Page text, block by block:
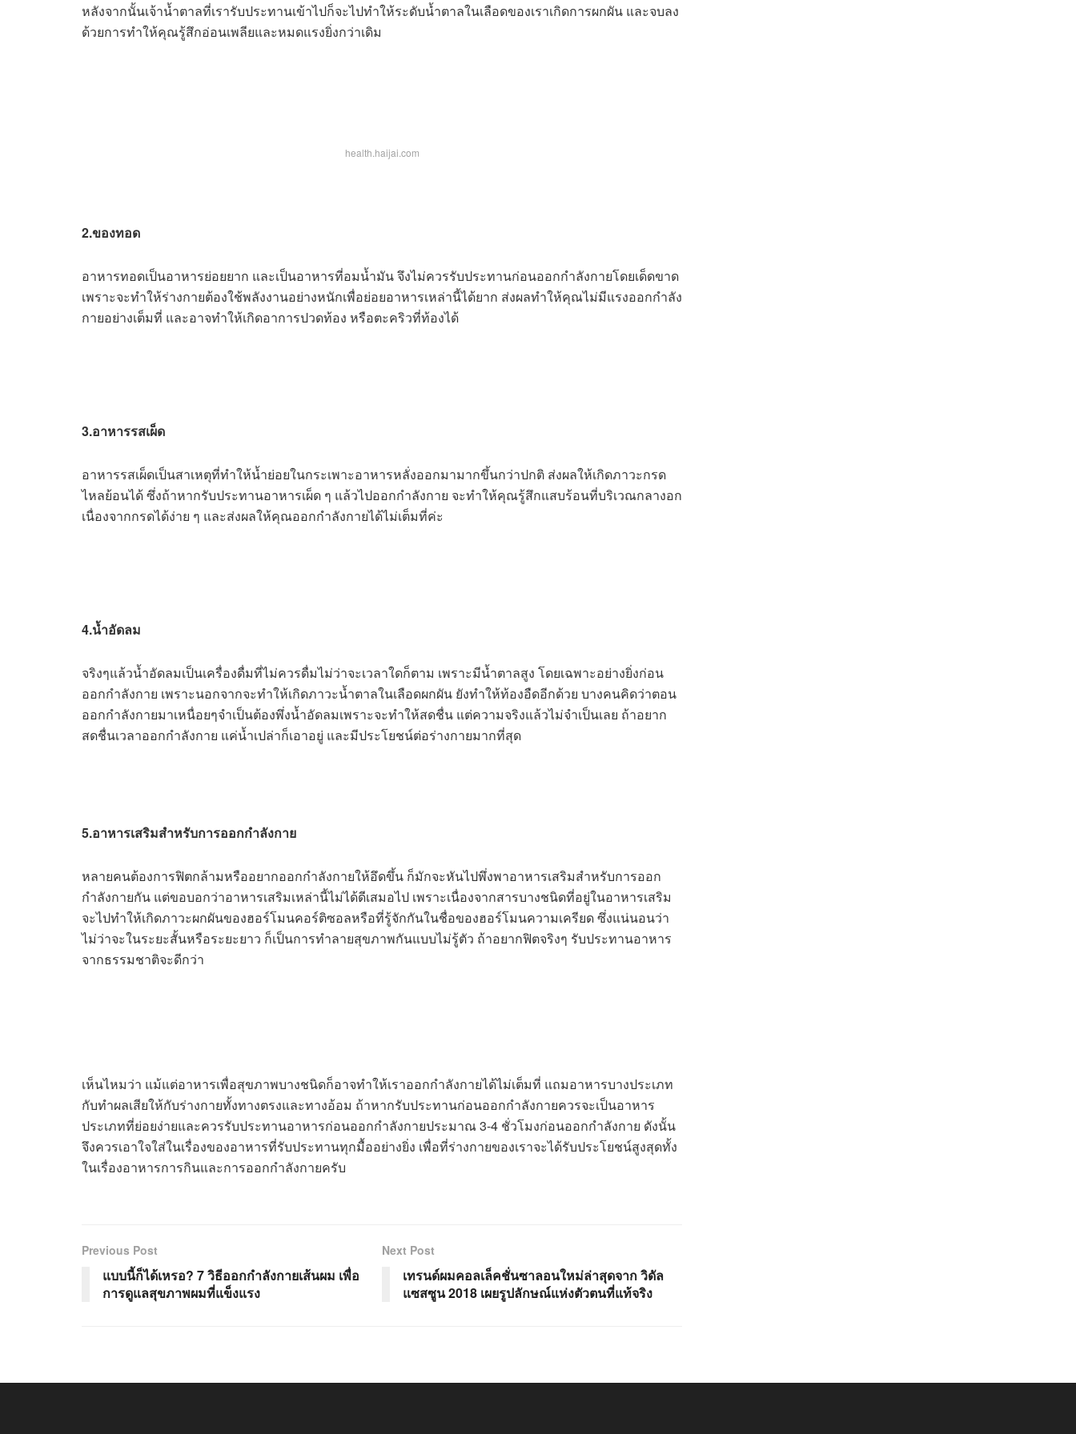
หลังจากนั้นเจ้าน้ำตาลที่เรารับประทานเข้าไปก็จะไปทำให้ระดับน้ำตาลในเลือดของเราเกิดการผกผัน และจบลง
ด้วยการทำให้คุณรู้สึกอ่อนเพลียและหมดแรงยิ่งกว่าเดิม
health.haijai.com
2.ของทอด
อาหารทอดเป็นอาหารย่อยยาก และเป็นอาหารที่อมน้ำมัน จึงไม่ควรรับประทานก่อนออกกำลังกายโดยเด็ดขาด
เพราะจะทำให้ร่างกายต้องใช้พลังงานอย่างหนักเพื่อย่อยอาหารเหล่านี้ได้ยาก ส่งผลทำให้คุณไม่มีแรงออกกำลัง
กายอย่างเต็มที่ และอาจทำให้เกิดอาการปวดท้อง หรือตะคริวที่ท้องได้
3.อาหารรสเผ็ด
อาหารรสเผ็ดเป็นสาเหตุที่ทำให้น้ำย่อยในกระเพาะอาหารหลั่งออกมามากขึ้นกว่าปกติ ส่งผลให้เกิดภาวะกรด
ไหลย้อนได้ ซึ่งถ้าหากรับประทานอาหารเผ็ด ๆ แล้วไปออกกำลังกาย จะทำให้คุณรู้สึกแสบร้อนที่บริเวณกลางอก
เนื่องจากกรดได้ง่าย ๆ และส่งผลให้คุณออกกำลังกายได้ไม่เต็มที่ค่ะ
4.น้ำอัดลม
จริงๆแล้วน้ำอัดลมเป็นเครื่องดื่มที่ไม่ควรดื่มไม่ว่าจะเวลาใดก็ตาม เพราะมีน้ำตาลสูง โดยเฉพาะอย่างยิ่งก่อน
ออกกำลังกาย เพราะนอกจากจะทำให้เกิดภาวะน้ำตาลในเลือดผกผัน ยังทำให้ท้องอืดอีกด้วย บางคนคิดว่าตอน
ออกกำลังกายมาเหนื่อยๆจำเป็นต้องพึ่งน้ำอัดลมเพราะจะทำให้สดชื่น แต่ความจริงแล้วไม่จำเป็นเลย ถ้าอยาก
สดชื่นเวลาออกกำลังกาย แค่น้ำเปล่าก็เอาอยู่ และมีประโยชน์ต่อร่างกายมากที่สุด
5.อาหารเสริมสำหรับการออกกำลังกาย
หลายคนต้องการฟิตกล้ามหรืออยากออกกำลังกายให้อึดขึ้น ก็มักจะหันไปพึ่งพาอาหารเสริมสำหรับการออก
กำลังกายกัน แต่ขอบอกว่าอาหารเสริมเหล่านี้ไม่ได้ดีเสมอไป เพราะเนื่องจากสารบางชนิดที่อยู่ในอาหารเสริม
จะไปทำให้เกิดภาวะผกผันของฮอร์โมนคอร์ติซอลหรือที่รู้จักกันในชื่อของฮอร์โมนความเครียด ซึ่งแน่นอนว่า
ไม่ว่าจะในระยะสั้นหรือระยะยาว ก็เป็นการทำลายสุขภาพกันแบบไม่รู้ตัว ถ้าอยากฟิตจริงๆ รับประทานอาหาร
จากธรรมชาติจะดีกว่า
เห็นไหมว่า แม้แต่อาหารเพื่อสุขภาพบางชนิดก็อาจทำให้เราออกกำลังกายได้ไม่เต็มที่ แถมอาหารบางประเภท
กับทำผลเสียให้กับร่างกายทั้งทางตรงและทางอ้อม ถ้าหากรับประทานก่อนออกกำลังกายควรจะเป็นอาหาร
ประเภทที่ย่อยง่ายและควรรับประทานอาหารก่อนออกกำลังกายประมาณ 3-4 ชั่วโมงก่อนออกกำลังกาย ดังนั้น
จึงควรเอาใจใส่ในเรื่องของอาหารที่รับประทานทุกมื้ออย่างยิ่ง เพื่อที่ร่างกายของเราจะได้รับประโยชน์สูงสุดทั้ง
ในเรื่องอาหารการกินและการออกกำลังกายครับ
Previous Post
แบบนี้ก็ได้เหรอ? 7 วิธีออกกำลังกายเส้นผม เพื่อ
การดูแลสุขภาพผมที่แข็งแรง
Next Post
เทรนด์ผมคอลเล็คชั่นซาลอนใหม่ล่าสุดจาก วิดัล
แซสซูน 2018 เผยรูปลักษณ์แห่งตัวตนที่แท้จริง